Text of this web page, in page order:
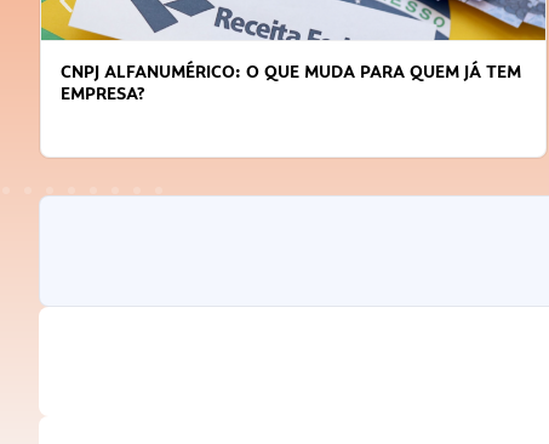
PARA QUEM JÁ TEM DICAS PARA OBTER CRÉDITO